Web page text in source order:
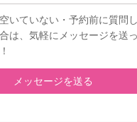
いていない・予約前に質問
は、気軽にメッセージを送
メッセージを送る